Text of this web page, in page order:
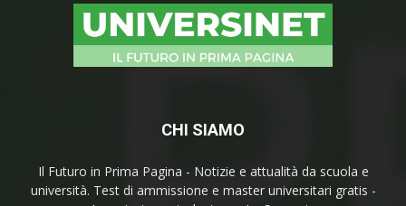
CHI SIAMO
Il Futuro in Prima Pagina - Notizie e attualità da scuola e
università. Test di ammissione e master universitari gratis -